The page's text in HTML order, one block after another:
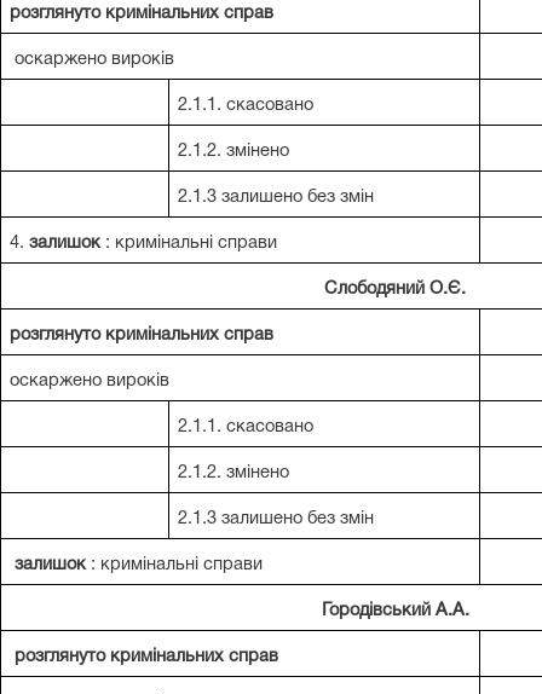
розглянуто кримінальних справ
оскаржено вироків
2.1.1. скасовано
2.1.2. змінено
2.1.3 залишено без змін
4.залишок: кримінальні справи
Слободяний О.Є.
розглянуто кримінальних справ
оскаржено вироків
2.1.1. скасовано
2.1.2. змінено
2.1.3 залишено без змін
залишок: кримінальні справи
Городівський А.А.
розглянуто кримінальних справ